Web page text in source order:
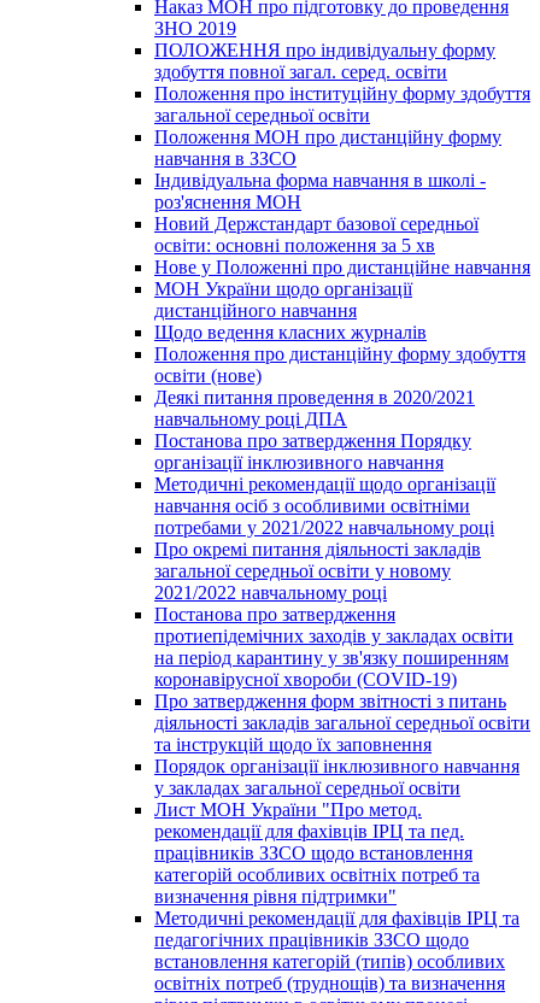
Наказ МОН про підготовку до проведення
ЗНО 2019
ПОЛОЖЕННЯ про індивідуальну форму
здобуття повної загал. серед. освіти
Положення про інституційну форму здобуття
загальної середньої освіти
Положення МОН про дистанційну форму
навчання в ЗЗСО
Індивідуальна форма навчання в школі -
роз'яснення МОН
Новий Держстандарт базової середньої
освіти: основні положення за 5 хв
Нове у Положенні про дистанційне навчання
МОН України щодо організації
дистанційного навчання
Щодо ведення класних журналів
Положення про дистанційну форму здобуття
освіти (нове)
Деякі питання проведення в 2020/2021
навчальному році ДПА
Постанова про затвердження Порядку
організації інклюзивного навчання
Методичні рекомендації щодо організації
навчання осіб з особливими освітніми
потребами у 2021/2022 навчальному році
Про окремі питання діяльності закладів
загальної середньої освіти у новому
2021/2022 навчальному році
Постанова про затвердження
протиепідемічних заходів у закладах освіти
на період карантину у зв'язку поширенням
коронавірусної хвороби (COVID-19)
Про затвердження форм звітності з питань
діяльності закладів загальної середньої освіти
та інструкцій щодо їх заповнення
Порядок організації інклюзивного навчання
у закладах загальної середньої освіти
Лист МОН України "Про метод.
рекомендації для фахівців ІРЦ та пед.
працівників ЗЗСО щодо встановлення
категорій особливих освітніх потреб та
визначення рівня підтримки"
Методичні рекомендації для фахівців ІРЦ та
педагогічних працівників ЗЗСО щодо
встановлення категорій (типів) особливих
освітніх потреб (труднощів) та визначення